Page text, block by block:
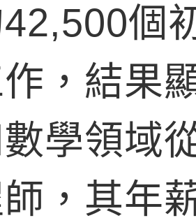
個
，結果
學領域
，其年